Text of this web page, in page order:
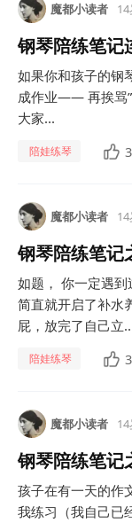
魔都小读者
钢琴陪练笔
如果你和孩子的
成作业—— 再挨骂”
大家...
陪娃练琴 3
魔都小读者
钢琴陪练笔
如题， 你一定遇
简直就开启了补水
屁，放完了自己立
陪娃练琴 3
魔都小读者
钢琴陪练笔
孩子在有一天的作
我练习（我自己已